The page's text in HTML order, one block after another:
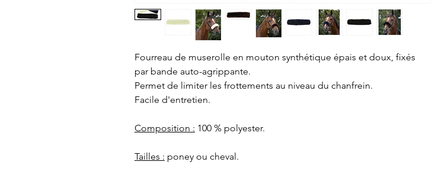
Fourreau de muserolle en mouton synthétique épais et doux, fixés
par bande auto-agrippante.
Permet de limiter les frottements au niveau du chanfrein.
Facile d'entretien.
Composition : 100 % polyester.
Tailles : poney ou cheval.